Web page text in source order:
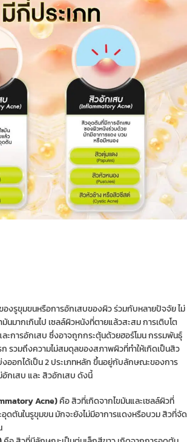
งรูขุมขนหรือการอักเสบของผิว ร่วมกับหลายปัจจัย ไม่
นมากเกินไป เซลล์ผิวหนังที่ตายแล้วสะสม การเติบโต
ะการอักเสบ ซึ่งอาจถูกกระตุ้นด้วยฮอร์โมน กรรมพันธุ์
รวมถึงความไม่สมดุลของสภาพผิวที่ทำให้เกิดเป็นสิว
งออกได้เป็น 2 ประเภทหลัก ขึ้นอยู่กับลักษณะของการ
กเสบ และ สิวอักเสบ ดังนี้
Acne)คือ สิวที่เกิดจากไขมันและเซลล์ผิวที่
ดตันในรูขุมขน มักจะยังไม่มีอาการแดงหรือบวม สิวที่จัด